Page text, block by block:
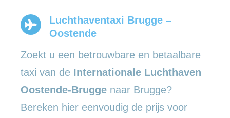
Luchthaventaxi Brugge –
Oostende
Zoekt u een betrouwbare en betaalbare
taxi van de Internationale Luchthaven
Oostende-Brugge naar Brugge?
Bereken hier eenvoudig de prijs voor